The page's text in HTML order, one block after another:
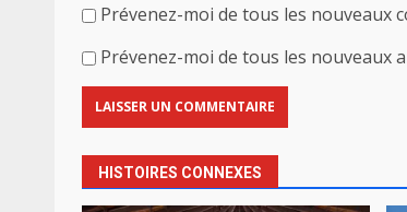
Prévenez-moi de tous les nouveaux
Prévenez-moi de tous les nouveaux
HISTOIRES CONNEXES